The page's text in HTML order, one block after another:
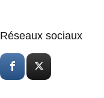
Réseaux sociaux